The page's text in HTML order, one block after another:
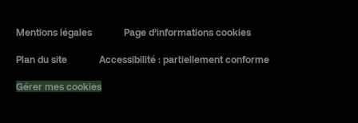
Mentions légales Page d’informations cookies
Plan du site Accessibilité : partiellement conforme
Gérer mes cookies